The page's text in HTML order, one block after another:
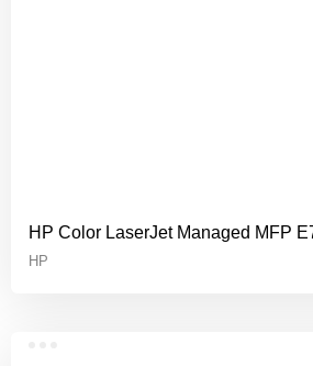
HP Color LaserJet Managed MFP
HP